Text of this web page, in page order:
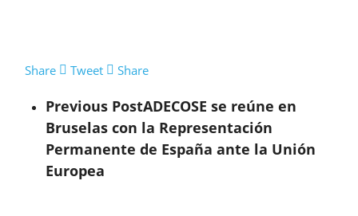
Share Tweet Share
Previous PostADECOSE se reúne en
Bruselas con la Representación
Permanente de España ante la Unión
Europea